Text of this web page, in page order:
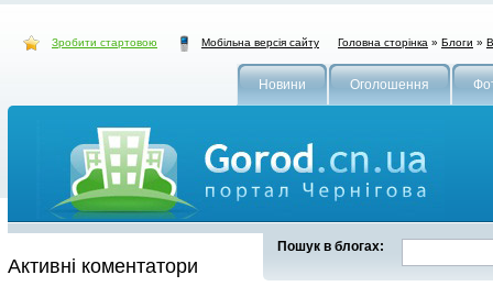
Зробити стартовою Мобільна версія сайту Головна сторінка » Блоги »
Новини Оголошення
Пошук в блогах:
Активні коментатори